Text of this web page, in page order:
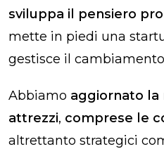
sviluppa il pensiero
mette in piedi una
gestisce il
Abbiamo aggiornato la
attrezzi, comprese le
altrettanto strategici